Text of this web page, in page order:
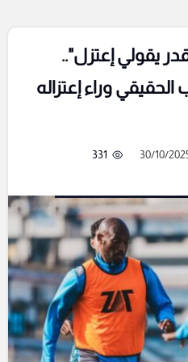
يقولي إعتزل"..
وراء إعتزاله
331